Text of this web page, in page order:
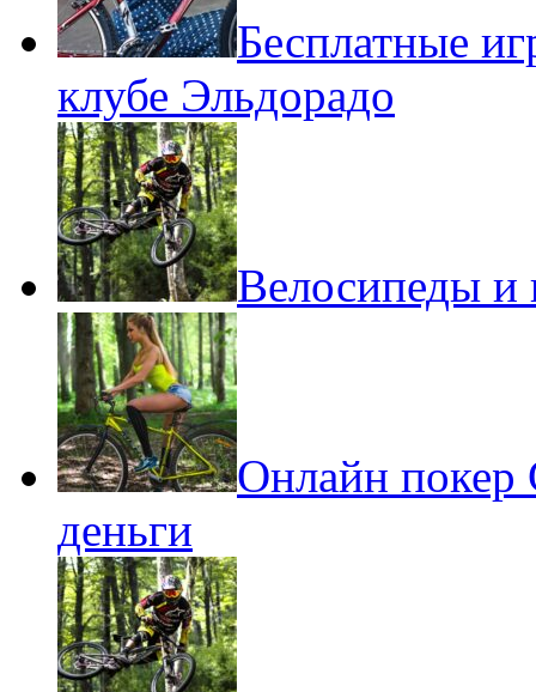
Бесплатные
клубе Эльдорадо
Велосипеды и
Онлайн покер
деньги